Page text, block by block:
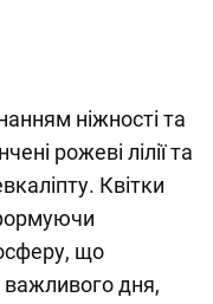
ніжності та
рожеві лілії та
Квітки
що
важливого дня,